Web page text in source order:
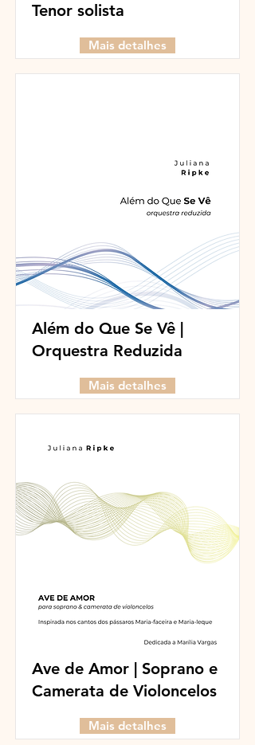
Tenor solista
Mais detalhes
Além do Que Se Vê​​ |
Orquestra Reduzida
Mais detalhes
Ave de Amor | Soprano e
Camerata de Violoncelos
Mais detalhes